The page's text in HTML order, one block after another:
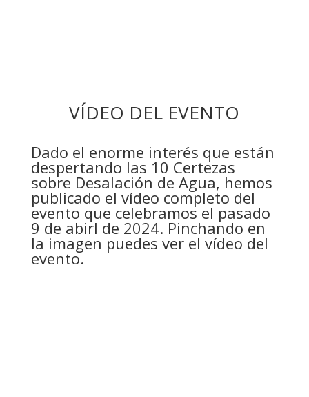
VÍDEO DEL EVENTO
Dado el enorme interés que están
despertando las 10 Certezas
sobre Desalación de Agua, hemos
publicado el vídeo completo del
evento que celebramos el pasado
9 de abirl de 2024. Pinchando en
la imagen puedes ver el vídeo del
evento.